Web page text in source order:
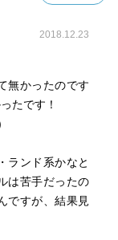
2018.12.23
無かったのです
たです！
ランド系かなと
は苦手だったの
ですが、結果見